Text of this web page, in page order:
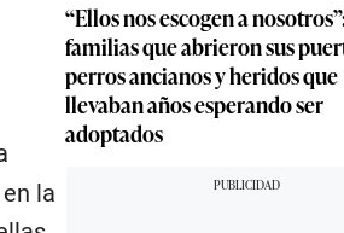
la
“Ellos nos escogen a
familias que abrieron sus
perros ancianos y heridos que
llevaban años esperando ser
adoptados